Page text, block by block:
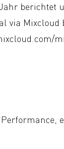
berichtet
via